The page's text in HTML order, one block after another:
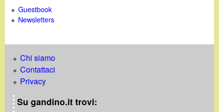
Guestbook
Newsletters
Chi siamo
Contattaci
Privacy
Su gandino.it trovi: